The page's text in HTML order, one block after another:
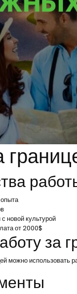
новой культурой
от 2000$
за
можно использовать